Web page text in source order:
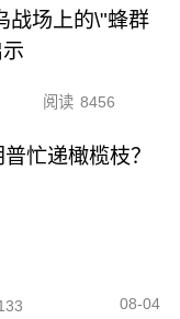
战场上的\"蜂群
阅读 8456
忙递橄榄枝？
08-04